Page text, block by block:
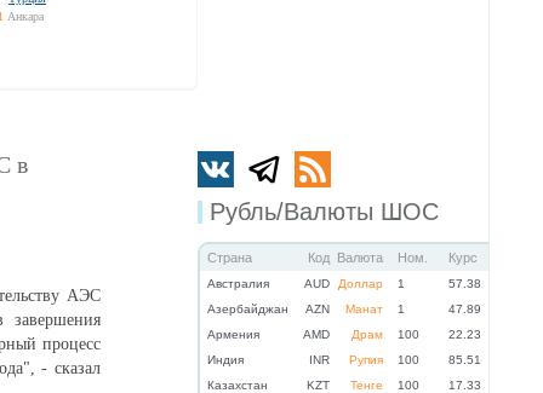
Анкара
Рубль/Валюты ШОС
Страна Код Валюта Ном. Курс
Австралия AUD Доллар 1
57.38
Азербайджан
AZN Манат 1
47.89
Армения
AMD Драм 100
22.23
Индия
INR Рупия 100
85.51
Казахстан
KZT Тенге 100
17.33
в
АЭС
завершения
процесс
- сказал